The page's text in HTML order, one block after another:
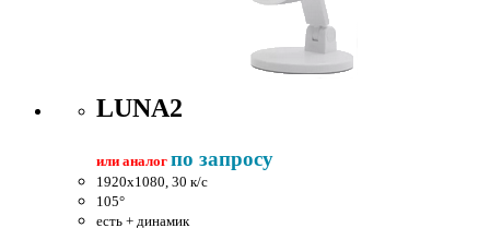
LUNA2
или аналог по запросу
1920x1080, 30 к/c
105°
есть + динамик